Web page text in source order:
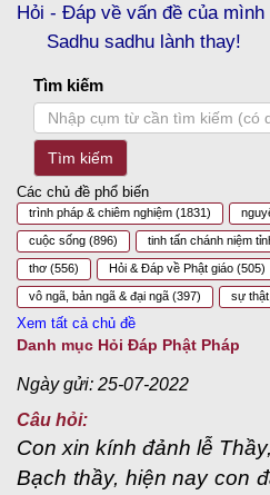
Hỏi - Đáp về vấn đề của
Sadhu sadhu lành thay!
Tìm kiếm
Tìm kiếm
Các chủ đề phổ biến
trình pháp & chiêm nghiệm (1831)
cuộc sống (896) tinh tấn chánh niệm
thơ (556) Hỏi & Đáp về Phật giáo (505)
vô ngã, bản ngã & đại ngã (397) sự
Xem tất cả chủ đề
Danh mục Hỏi Đáp Phật Pháp
Ngày gửi: 25-07-2022
Câu hỏi:
Con xin kính đảnh lễ Thầy,
Bạch thầy, hiện nay con